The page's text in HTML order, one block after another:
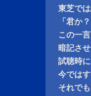
東芝で
「君か
この一
暗記さ
試聴時
今では
それで